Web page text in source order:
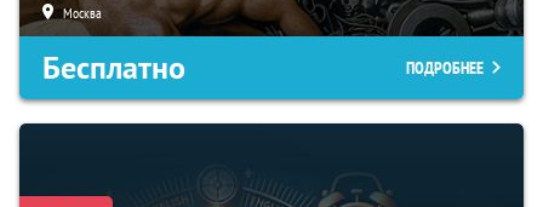
Москва
Бесплатно ПОДРОБНЕЕ